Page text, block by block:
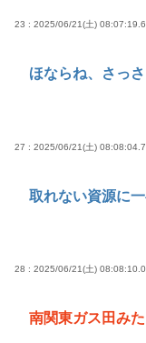
23 : 2025/06/21(土)
ほならね、さっ
27 : 2025/06/21(土)
取れない資源に
28 : 2025/06/21(土)
南関東ガス田み